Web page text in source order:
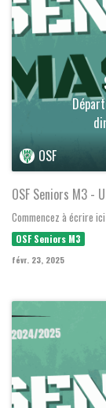
OSF
OSF Seniors M3 -
Commencez à écrire ici
OSF Seniors M3
févr. 23, 2025